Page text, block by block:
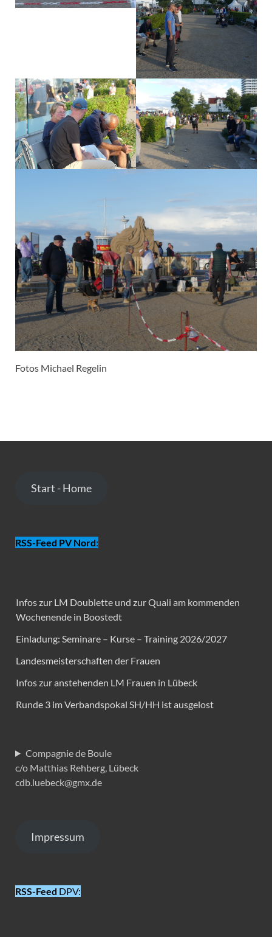
Fotos Michael Regelin
Start - Home
RSS-Feed PV Nord:
Infos zur LM Doublette und zur Quali am kommenden
Wochenende in Boostedt
Einladung: Seminare – Kurse – Training 2026/2027
Landesmeisterschaften der Frauen
Infos zur anstehenden LM Frauen in Lübeck
Runde 3 im Verbandspokal SH/HH ist ausgelost
Compagnie de Boule
c/o Matthias Rehberg, Lübeck
cdb.luebeck@gmx.de
Impressum
RSS-Feed DPV: